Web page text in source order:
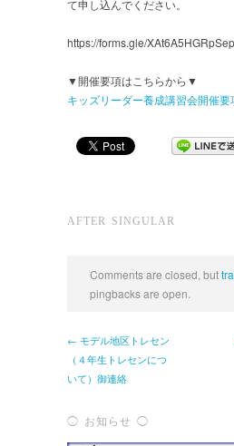
て申し込んでください。
https://forms.gle/
▼開催要項はこちらから▼
キッズリーダー養成講習会開催要
AFTER SINGULAR
Comments are closed, but
pingbacks are open.
← モデル地区トレセン
（４年生トレセンにつ
いて）御連絡
◯ お知らせ ◯